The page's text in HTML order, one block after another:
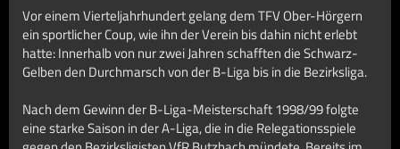
Vor einem Vierteljahrhundert gelang dem TFV Ober-Hörgern
ein sportlicher Coup, wie ihn der Verein bis dahin nicht erlebt
hatte: Innerhalb von nur zwei Jahren schafften die Schwarz-
Gelben den Durchmarsch von der B-Liga bis in die Bezirksliga.
Nach dem Gewinn der B-Liga-Meisterschaft 1998/99 folgte
eine starke Saison in der A-Liga, die in die Relegationsspiele